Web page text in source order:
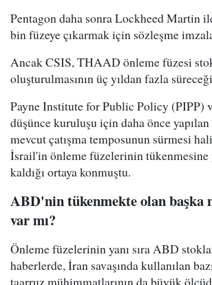
Pentagon daha sonra Lockheed Martin
bin füzeye çıkarmak için sözleşme
Ancak CSIS, THAAD önleme füzesi
oluşturulmasının üç yıldan fazla
Payne Institute for Public Policy (PIPP)
düşünce kuruluşu için daha önce
mevcut çatışma temposunun sürmesi
İsrail'in önleme füzelerinin tükenmesine
kaldığı ortaya konmuştu.
ABD'nin tükenmekte olan başka
var mı?
Önleme füzelerinin yanı sıra ABD
haberlerde, İran savaşında kullanılan